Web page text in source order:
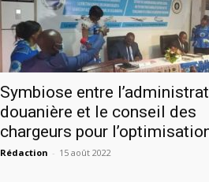
Symbiose entre
douanière et le conseil des
chargeurs pour
Rédaction - 15 août 2022